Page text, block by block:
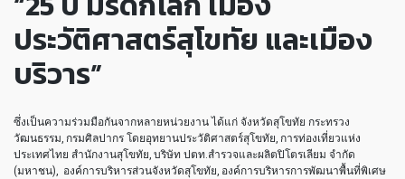
ประวัติศาสตร์สุโขทัย และเมือง
บริวาร”
ซึ่งเป็นความร่วมมือกันจากหลายหน่วยงาน ได้แก่ จังหวัดสุโขทัย กระทรวง
วัฒนธรรม, กรมศิลปากร โดยอุทยานประวัติศาสตร์สุโขทัย, การท่องเที่ยวแห่ง
ประเทศไทย สำนักงานสุโขทัย, บริษัท ปตท.สำรวจและผลิตปิโตรเลียม จำกัด
(มหาชน), องค์การบริหารส่วนจังหวัดสุโขทัย, องค์การบริหารการพัฒนาพื้นที่พิเศษ